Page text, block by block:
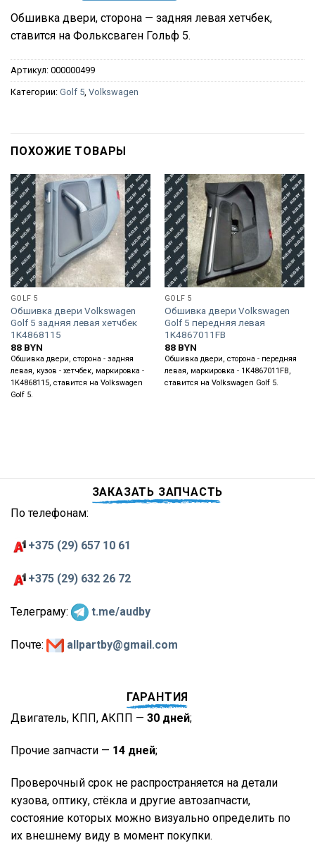
Обшивка двери, сторона — задняя левая хетчбек,
ставится на Фольксваген Гольф 5.
Артикул: 000000499
Категории: Golf 5, Volkswagen
ПОХОЖИЕ ТОВАРЫ
GOLF 5
Обшивка двери Volkswagen
Golf 5 задняя левая хетчбек
1K4868115
88 BYN
Обшивка двери, сторона - задняя
левая, кузов - хетчбек, маркировка -
1K4868115, ставится на Volkswagen
Golf 5.
GOLF 5
Обшивка двери Volkswagen
Golf 5 передняя левая
1K4867011FB
88 BYN
Обшивка двери, сторона - передняя
левая, маркировка - 1K4867011FB,
ставится на Volkswagen Golf 5.
ЗАКАЗАТЬ ЗАПЧАСТЬ
По телефонам:
+375 (29) 657 10 61
+375 (29) 632 26 72
Телеграму: t.me/audby
Почте: allpartby@gmail.com
ГАРАНТИЯ
Двигатель, КПП, АКПП — 30 дней;
Прочие запчасти — 14 дней;
Проверочный срок не распространяется на детали
кузова, оптику, стёкла и другие автозапчасти,
состояние которых можно визуально определить по
их внешнему виду в момент покупки.